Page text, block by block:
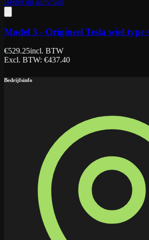
Bestel op aanvraag
Model 3 - Origineel Tesla wiel type
€529.25incl. BTW
Excl. BTW: €437.40
Bedrijfsinfo